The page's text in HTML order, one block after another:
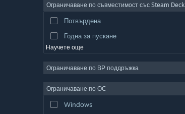
Видео продукция
Редактор на снимки
Ограничаване по съвместимост със Steam Deck
Потвърдена
Годна за пускане
Научете още
Ограничаване по ВР поддръжка
Ограничаване по ОС
Windows